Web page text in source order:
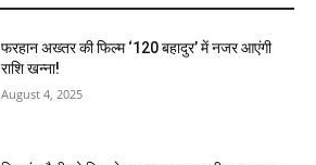
फरहान अख्तर की फिल्म ‘120 बहादुर’ में नजर आएंगी
राशि खन्ना!
August 4, 2025